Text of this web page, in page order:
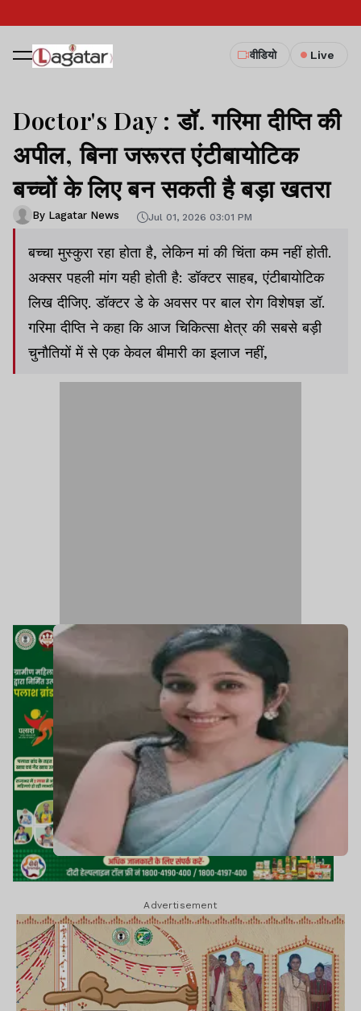
वीडियो Live
Doctor's Day : डॉ. गरिमा दीप्ति की
अपील, बिना जरूरत एंटीबायोटिक
बच्चों के लिए बन सकती है बड़ा खतरा
By Lagatar News Jul 01, 2026 03:01 PM
बच्चा मुस्कुरा रहा होता है, लेकिन मां की चिंता कम नहीं होती.
अक्सर पहली मांग यही होती है: डॉक्टर साहब, एंटीबायोटिक
लिख दीजिए. डॉक्टर डे के अवसर पर बाल रोग विशेषज्ञ डॉ.
गरिमा दीप्ति ने कहा कि आज चिकित्सा क्षेत्र की सबसे बड़ी
चुनौतियों में से एक केवल बीमारी का इलाज नहीं,
Advertisement